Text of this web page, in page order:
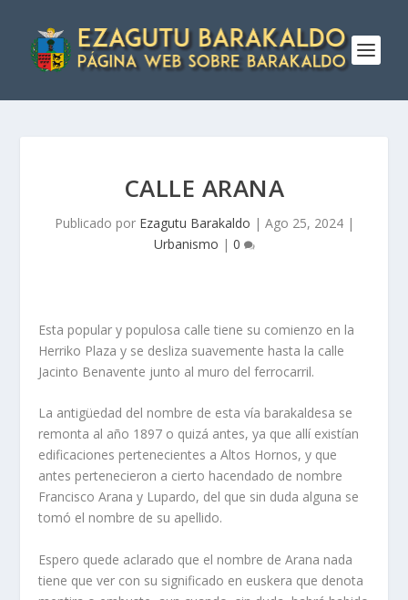
CALLE ARANA
Publicado por Ezagutu Barakaldo | Ago 25, 2024|
Urbanismo | 0
Esta popular y populosa calle tiene su comienzo en la
Herriko Plaza y se desliza suavemente hasta la calle
Jacinto Benavente junto al muro del fe­rrocarril.
La antigüedad del nombre de esta vía barakaldesa se
remonta al año 1897 o quizá antes, ya que allí existían
edificaciones pertenecientes a Altos Hornos, y que
antes pertenecieron a cierto hacendado de nombre
Francisco Arana y Lupardo, del que sin duda alguna se
tomó el nombre de su ape­llido.
Espero quede aclarado que el nombre de Arana nada
tiene que ver con su significado en euskera que denota